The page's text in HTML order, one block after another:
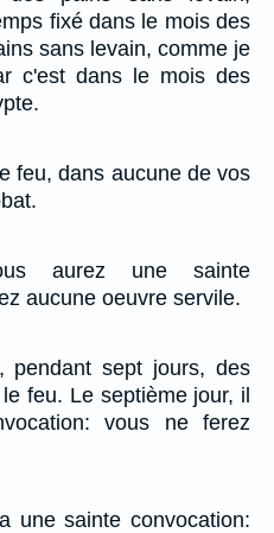
fixé dans le mois des
sans levain, comme je
c'est dans le mois des
feu, dans aucune de vos
aurez une sainte
aucune oeuvre servile.
pendant sept jours, des
feu. Le septième jour, il
vous ne ferez
une sainte convocation: